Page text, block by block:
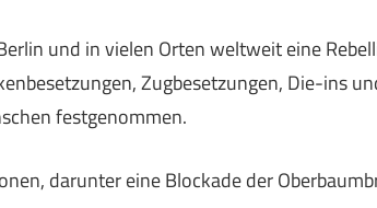
und in vielen Orten weltweit eine
Zugbesetzungen, Die-ins
festgenommen.
darunter eine Blockade der